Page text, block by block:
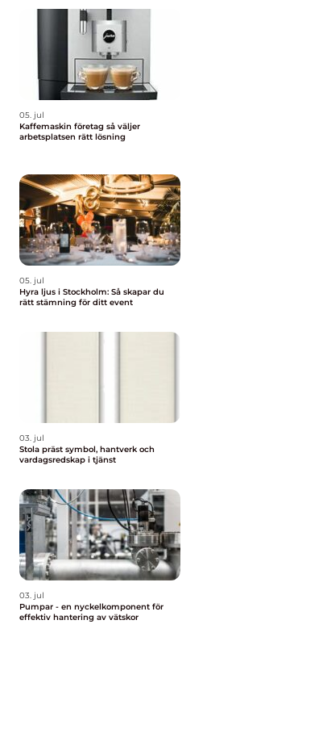
05. jul
Kaffemaskin företag så väljer
arbetsplatsen rätt lösning
05. jul
Hyra ljus i Stockholm: Så skapar du
rätt stämning för ditt event
03. jul
Stola präst symbol, hantverk och
vardagsredskap i tjänst
03. jul
Pumpar - en nyckelkomponent för
effektiv hantering av vätskor